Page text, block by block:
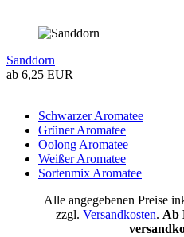
Sanddorn
ab 6,25 EUR
Schwarzer Aromatee
Grüner Aromatee
Oolong Aromatee
Weißer Aromatee
Sortenmix Aromatee
Alle angegebenen Preise
zzgl. Versandkosten. Ab